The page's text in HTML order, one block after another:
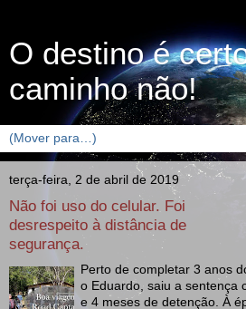
O destino é
caminho não!
terça-feira, 2 de abril de 2019
Não foi uso do celular. Foi
desrespeito à distância de
segurança.
Perto de completar 3 anos
o Eduardo, saiu a sentença
e 4 meses de detenção. À